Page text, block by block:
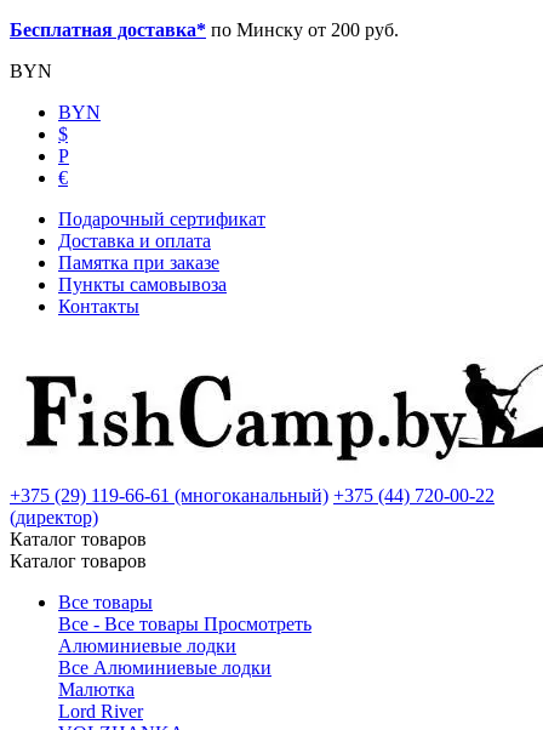
Бесплатная доставка* по Минску от 200 руб.
BYN
BYN
$
Р
€
Подарочный сертификат
Доставка и оплата
Памятка при заказе
Пункты самовывоза
Контакты
+375 (29) 119-66-61 (многоканальный) +375 (44) 720-00-22
(директор)
Каталог товаров
Каталог товаров
Все товары
Все - Все товары Просмотреть
Алюминиевые лодки
Все Алюминиевые лодки
Малютка
Lord River